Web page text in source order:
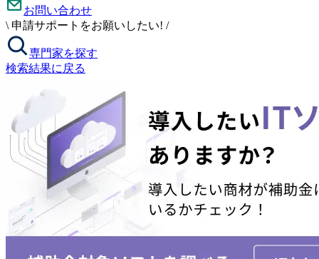
お問い合わせ
\ 申請サポートをお願いしたい! /
専門家を探す
検索結果に戻る